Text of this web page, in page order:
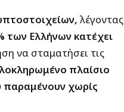
λέγοντας
των Ελλήνων κατέχει
να σταματήσει τις
πλαίσιο
παραμένουν χωρίς